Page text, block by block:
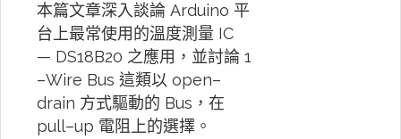
本篇文章深入談論 Arduino 平
台上最常使用的溫度測量 IC
— DS18B20 之應用，並討論 1
–Wire Bus 這類以 open–
drain 方式驅動的 Bus，在
pull–up 電阻上的選擇。